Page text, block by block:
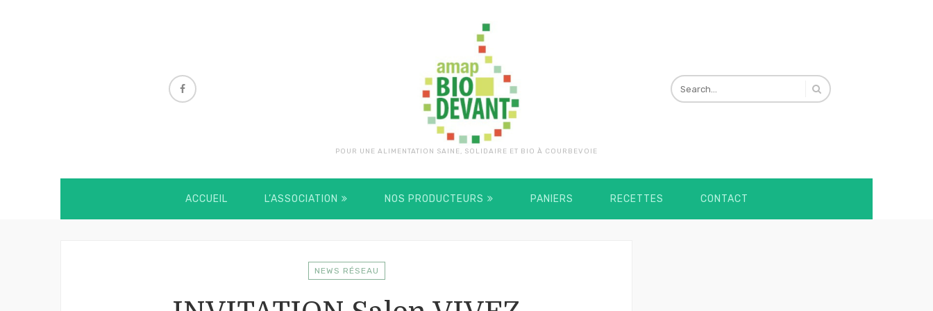
POUR UNE ALIMENTATION SAINE, SOLIDAIRE ET BIO À COURBEVOIE
ACCUEIL L’ASSOCIATION NOS PRODUCTEURS PANIERS RECETTES CONTACT
NEWS RÉSEAU